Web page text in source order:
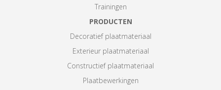
Trainingen
PRODUCTEN
Decoratief plaatmateriaal
Exterieur plaatmateriaal
Constructief plaatmateriaal
Plaatbewerkingen